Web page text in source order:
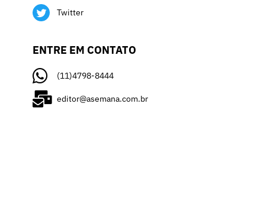
Twitter
ENTRE EM CONTATO
(11)4798-8444
editor@asemana.com.br